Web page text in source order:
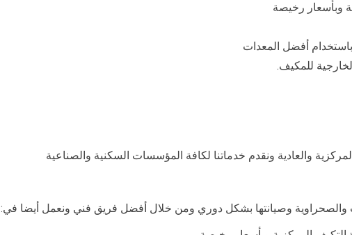
وبأسعار رخيصة
أفضل المعدات
للمكيف.
والعادية ونقدم خدماتنا لكافة المؤسسات السكنية والصناعية
والصحراوية وصيانتها بشكل دوري ومن خلال أفضل فريق فني ونعمل أيضا في: